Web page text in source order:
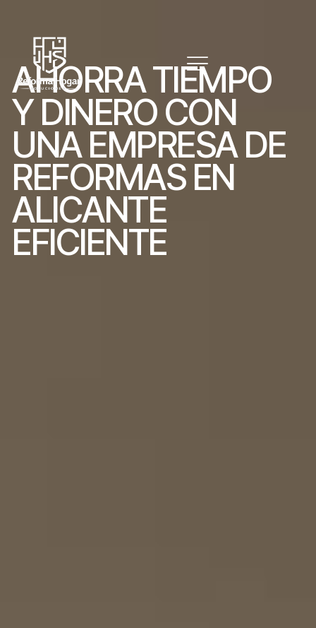
AHORRATIEMPO
Y DINERO CON
UNA EMPRESA DE
REFORMAS EN
ALICANTE
EFICIENTE